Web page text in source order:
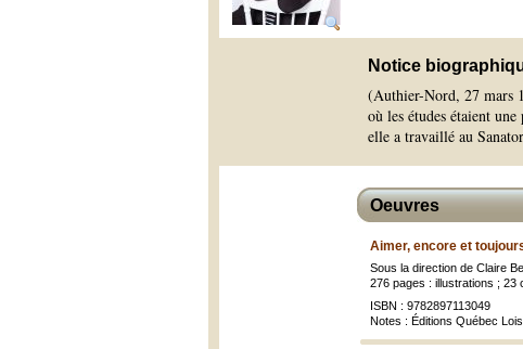
Notice
(Authier-Nord, 27 mars
où les études étaient
elle a travaillé au
Oeuvres
Aimer, encore et
Sous la direction de Claire
276 pages : illustrations ; 23
ISBN : 9782897113049
Notes : Éditions Québec